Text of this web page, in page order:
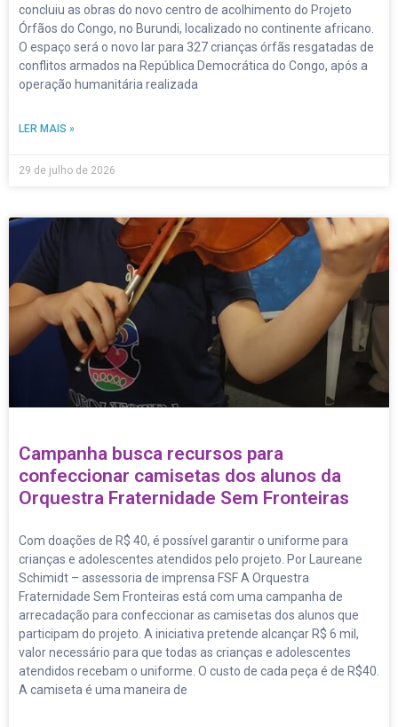
concluiu as obras do novo centro de acolhimento do Projeto
Órfãos do Congo, no Burundi, localizado no continente africano.
O espaço será o novo lar para 327 crianças órfãs resgatadas de
conflitos armados na República Democrática do Congo, após a
operação humanitária realizada
LER MAIS »
29 de julho de 2026
Campanha busca recursos para
confeccionar camisetas dos alunos da
Orquestra Fraternidade Sem Fronteiras
Com doações de R$ 40, é possível garantir o uniforme para
crianças e adolescentes atendidos pelo projeto. Por Laureane
Schimidt – assessoria de imprensa FSF A Orquestra
Fraternidade Sem Fronteiras está com uma campanha de
arrecadação para confeccionar as camisetas dos alunos que
participam do projeto. A iniciativa pretende alcançar R$ 6 mil,
valor necessário para que todas as crianças e adolescentes
atendidos recebam o uniforme. O custo de cada peça é de R$40.
A camiseta é uma maneira de